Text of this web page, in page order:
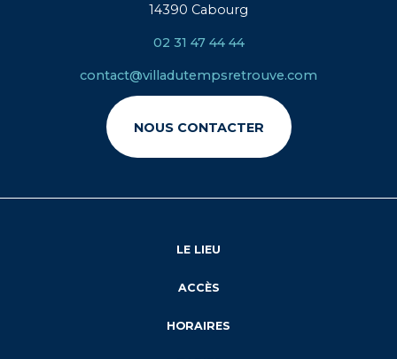
14390 Cabourg
02 31 47 44 44
contact@villadutempsretrouve.com
NOUS CONTACTER
LE LIEU
ACCÈS
HORAIRES